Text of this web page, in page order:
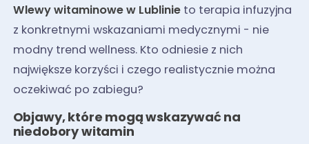
Wlewy witaminowe w Lublinieto terapia infuzyjna
z konkretnymi wskazaniami medycznymi - nie
modny trend wellness. Kto odniesie z nich
największe korzyści i czego realistycznie można
oczekiwać po zabiegu?
Objawy, które mogą wskazywać na
niedobory witamin